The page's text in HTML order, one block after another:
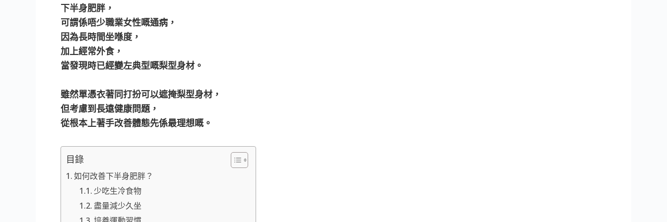
下半身肥胖，
可謂係唔少職業女性嘅通病，
因為長時間坐喺度，
加上經常外食，
當發現時已經變左典型嘅梨型身材。
雖然單憑衣著同打扮可以遮掩梨型身材，
但考慮到長遠健康問題，
從根本上著手改善體態先係最理想嘅。
目錄
如何改善下半身肥胖？
少吃生冷食物
盡量減少久坐